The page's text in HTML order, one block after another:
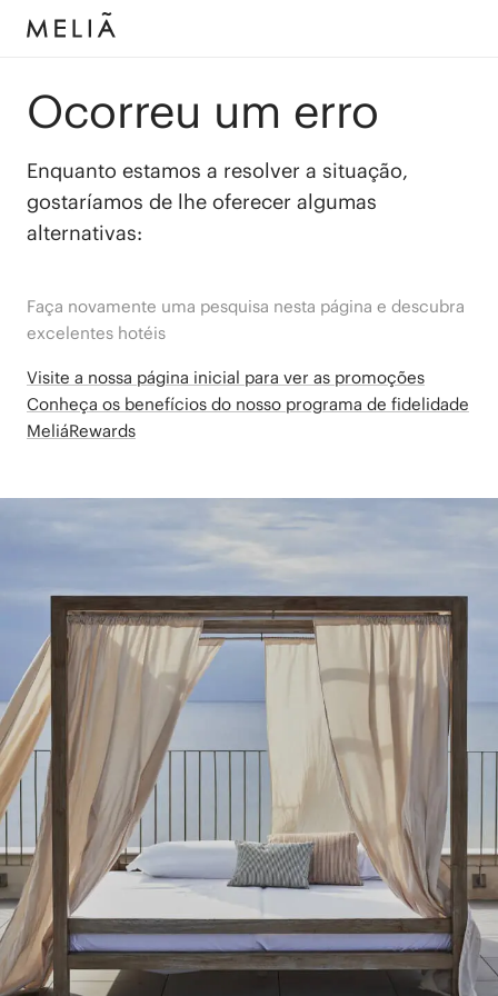
Ocorreu um erro
Enquanto estamos a resolver a situação,
gostaríamos de lhe oferecer algumas
alternativas:
Faça novamente uma pesquisa nesta página e descubra
excelentes hotéis
Visite a nossa página inicial para ver as promoções
Conheça os benefícios do nosso programa de fidelidade
MeliáRewards